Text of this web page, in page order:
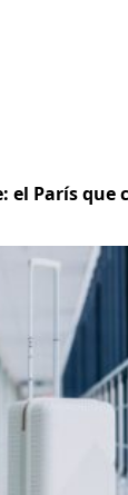
el París que